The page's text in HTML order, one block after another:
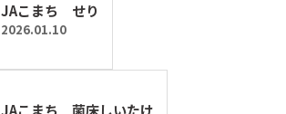
JAこまち せり
2026.01.10